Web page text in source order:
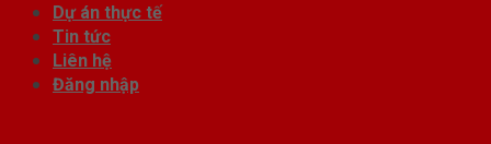
Dự án thực tế
Tin tức
Liên hệ
Đăng nhập